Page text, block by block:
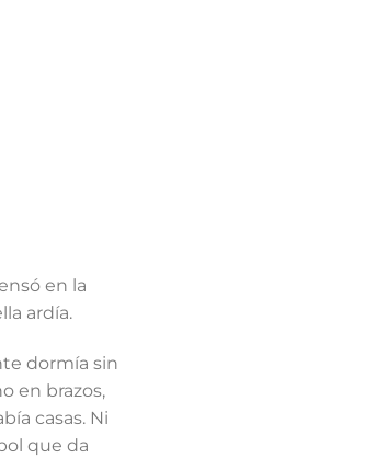
en la
ardía.
dormía sin
en brazos,
casas. Ni
que da